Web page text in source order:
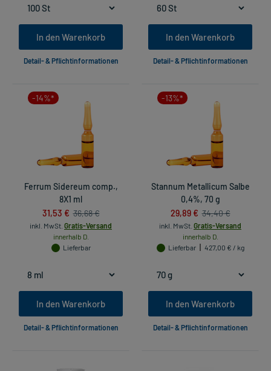
In den Warenkorb
Detail- & Pflichtinformationen
In den Warenkorb
Detail- & Pflichtinformationen
-14%*
Ferrum Sidereum comp.,
8X1 ml
31,53 € 36,68 €
inkl. MwSt. Gratis-Versand
innerhalb D.
Lieferbar
In den Warenkorb
Detail- & Pflichtinformationen
-13%*
Stannum Metallicum Salbe
0,4%, 70 g
29,89 € 34,40 €
inkl. MwSt. Gratis-Versand
innerhalb D.
Lieferbar
427,00 € / kg
In den Warenkorb
Detail- & Pflichtinformationen